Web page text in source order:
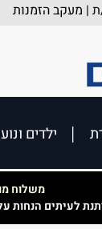
| מעקב הזמנות
ילדים
משלוח
לעיתים הנחות